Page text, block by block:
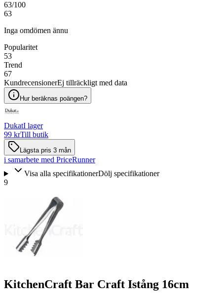
63/100
63
Inga omdömen ännu
Popularitet
53
Trend
67
KundrecensionerEj tillräckligt med data
Hur beräknas poängen?
DukatI lager
99 krTill butik
Lägsta pris 3 mån
i samarbete med PriceRunner
Visa alla specifikationerDölj specifikationer
9
KitchenCraft Bar Craft Istång 16cm